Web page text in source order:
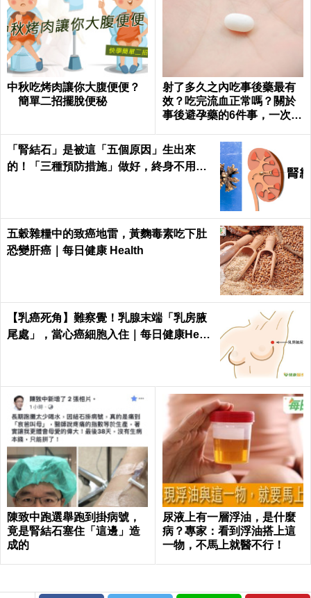
中秋吃烤肉讓你大腹便便？
簡單二招擺脫便秘
射了多久之內吃事後藥最有
效？吃完流血正常嗎？關於
事後避孕藥的6件事，一次報
「腎結石」是被這「五個原因」生出來
的！「三種預防措施」做好，終身不用
五穀雜糧中的致癌地雷，黃麴毒素吃下肚
恐變肝癌｜每日健康 Health
【乳癌死角】難察覺！乳腺末端「乳房腋
尾處」，當心癌細胞入住｜每日健康Healt
陳致中跑選舉跑到掛病號，
竟是腎結石塞住「這邊」造
成的
尿液上有一層浮油，是什麼
病？專家：看到浮油搭上這
一物，不馬上就醫不行！